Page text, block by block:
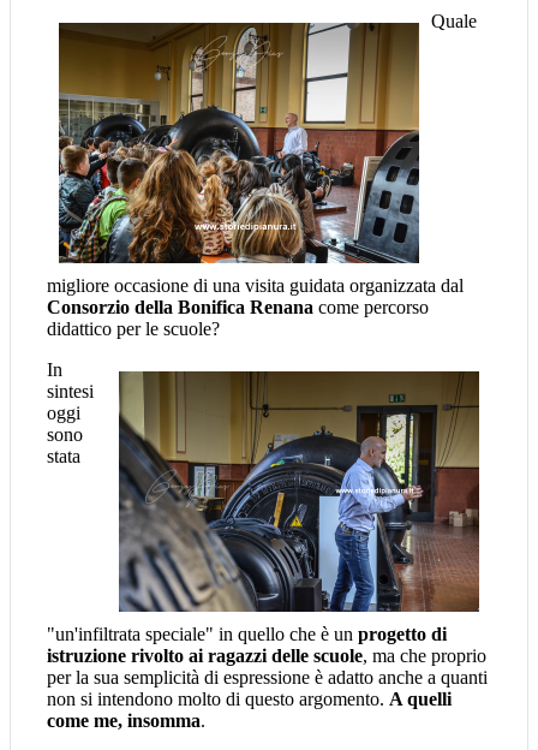
Quale
migliore occasione di una visita guidata organizzata dal
Consorzio della Bonifica Renana come percorso
didattico per le scuole?
In
sintesi
oggi
sono
stata
"un'infiltrata speciale" in quello che è un progetto di
istruzione rivolto ai ragazzi delle scuole, ma che proprio
per la sua semplicità di espressione è adatto anche a quanti
non si intendono molto di questo argomento. A quelli
come me, insomma.